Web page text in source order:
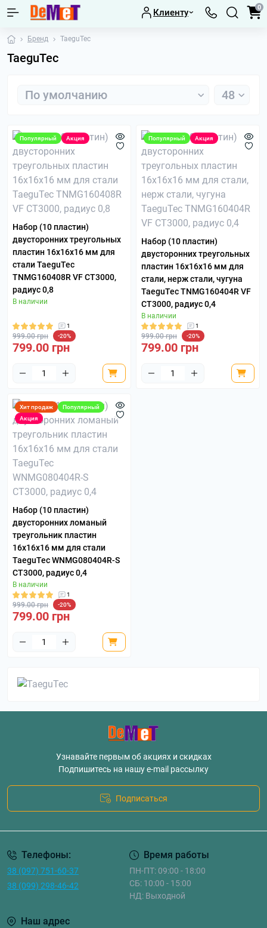
Клиенту 0
Бренд TaeguTec
TaeguTec
Популярный Акция
Набор (10 пластин)
двусторонних треугольных
пластин 16х16х16 мм для
стали TaeguTec
TNMG160408R VF CT3000,
радиус 0,8
В наличии
1
999.00 грн -20%
799.00 грн
Популярный Акция
Набор (10 пластин)
двусторонних треугольных
пластин 16х16х16 мм для
стали, нерж стали, чугуна
TaeguTec TNMG160404R VF
CT3000, радиус 0,4
В наличии
1
999.00 грн -20%
799.00 грн
Хит продаж
Популярный
Акция
Набор (10 пластин)
двусторонних ломаный
треугольник пластин
16х16х16 мм для стали
TaeguTec WNMG080404R-S
CT3000, радиус 0,4
В наличии
1
999.00 грн -20%
799.00 грн
Узнавайте первым об акциях и скидках
Подпишитесь на нашу e-mail рассылку
Подписаться
Телефоны:
38 (097) 751-60-37
38 (099) 298-46-42
Время работы
ПН-ПТ: 09:00 - 18:00
СБ: 10:00 - 15:00
НД: Выходной
Наш адрес